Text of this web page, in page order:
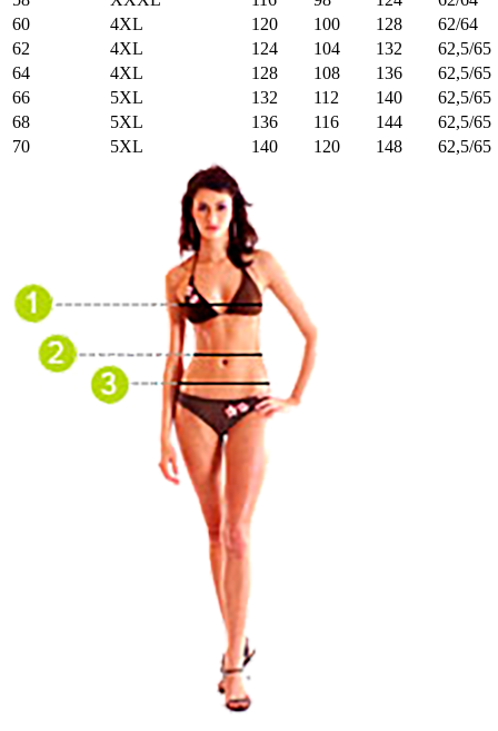
60
4XL 120 100 128
62/64
62
4XL 124 104 132
62,5/65
64
4XL 128 108 136
62,5/65
66
5XL 132 112 140
62,5/65
68
5XL 136 116 144
62,5/65
70
5XL 140 120 148 62,5/65